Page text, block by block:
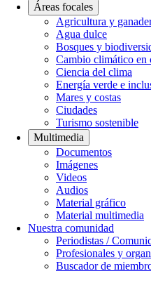
Áreas focales
Agricultura y
Agua dulce
Bosques y
Cambio climático en
Ciencia del clima
Energía verde e
Mares y costas
Ciudades
Turismo sostenible
Multimedia
Documentos
Imágenes
Videos
Audios
Material gráfico
Material multimedia
Nuestra comunidad
Periodistas /
Profesionales y
Buscador de